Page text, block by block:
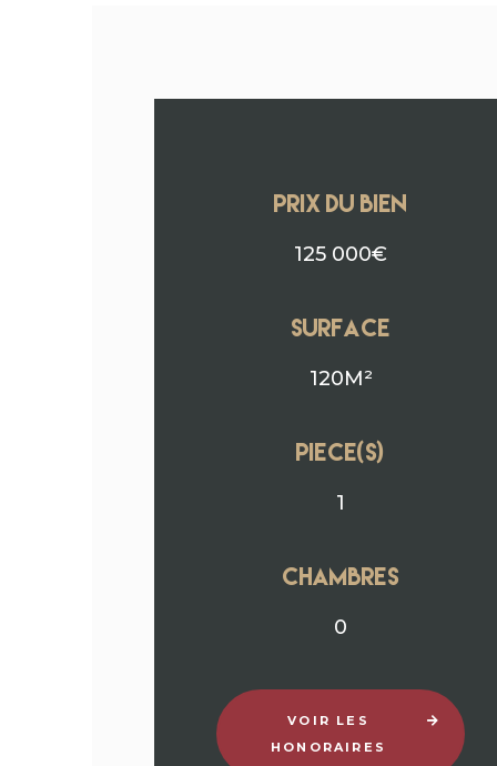
PRIX DU BIEN
125 000€
surface
120M²
Piece(s)
1
chambres
0
VOIR LES
HONORAIRES